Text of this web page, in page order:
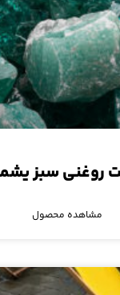
سبز یشمی
مشاهده محصول